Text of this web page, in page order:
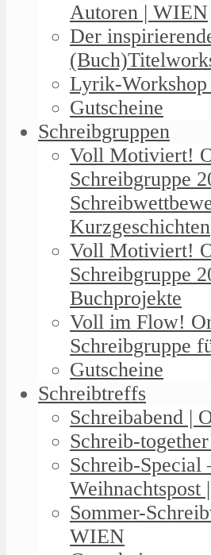
Autoren | WIEN
Der
Lyrik-
Gutscheine
Schreibgruppen
Voll Motiviert!
Schreibgruppe
Kurzgeschichten
Voll Motiviert!
Schreibgruppe
Buchprojekte
Voll im Flow!
Schreibgruppe
Gutscheine
Schreibtreffs
Schreibabend |
Schreib-
Schreib-Special
Sommer-
WIEN